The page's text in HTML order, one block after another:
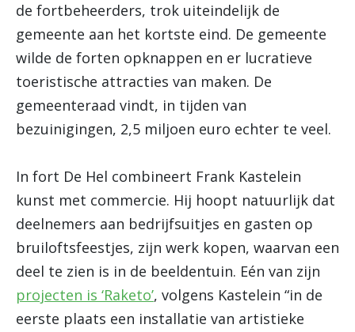
de fortbeheerders, trok uiteindelijk de
gemeente aan het kortste eind. De gemeente
wilde de forten opknappen en er lucratieve
toeristische attracties van maken. De
gemeenteraad vindt, in tijden van
bezuinigingen, 2,5 miljoen euro echter te veel.
In fort De Hel combineert Frank Kastelein
kunst met commercie. Hij hoopt natuurlijk dat
deelnemers aan bedrijfsuitjes en gasten op
bruiloftsfeestjes, zijn werk kopen, waarvan een
deel te zien is in de beeldentuin. Eén van zijn
projecten is ‘Raketo’, volgens Kastelein “in de
eerste plaats een installatie van artistieke